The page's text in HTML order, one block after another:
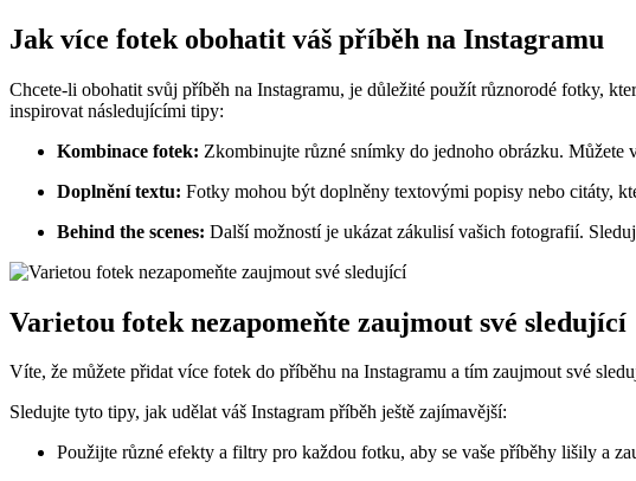
Jak více fotek ⁢obohatit váš⁢ příběh na Instagramu
Chcete-li obohatit svůj příběh na Instagramu, je důležité použít různorodé fotky,
inspirovat následujícími tipy:
Kombinace fotek: Zkombinujte různé snímky do jednoho obrázku. Můžete
Doplnění textu: Fotky mohou být doplněny textovými⁢ popisy nebo citáty,
Behind the scenes: Další možností je ukázat zákulisí vašich fotografií.
Varietou fotek nezapomeňte zaujmout své sledující
Víte, že můžete přidat více fotek ⁤do příběhu na Instagramu a tím zaujmout své
Sledujte tyto tipy, jak udělat váš Instagram‌ příběh ještě zajímavější:
Použijte různé efekty a filtry pro každou fotku, aby se vaše příběhy lišily a